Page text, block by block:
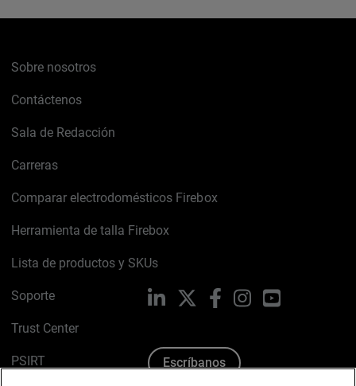
Sobre nosotros
Contáctenos
Sala de Redacción
Carreras
Comparar electrodomésticos Firebox
Herramienta de talla Firebox
Lista de productos y SKUs
Soporte
Trust Center
PSIRT
LinkedIn FacebookInstagramYouTube
Escríbanos